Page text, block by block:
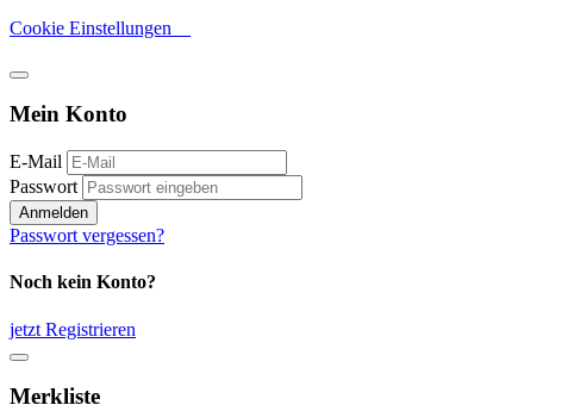
Cookie Einstellungen
Mein Konto
E-Mail
Passwort
Anmelden
Passwort vergessen?
Noch kein Konto?
jetzt Registrieren
Merkliste